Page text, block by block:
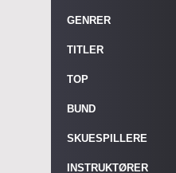
GENRER
TITLER
TOP
BUND
SKUESPILLERE
INSTRUKTØRER